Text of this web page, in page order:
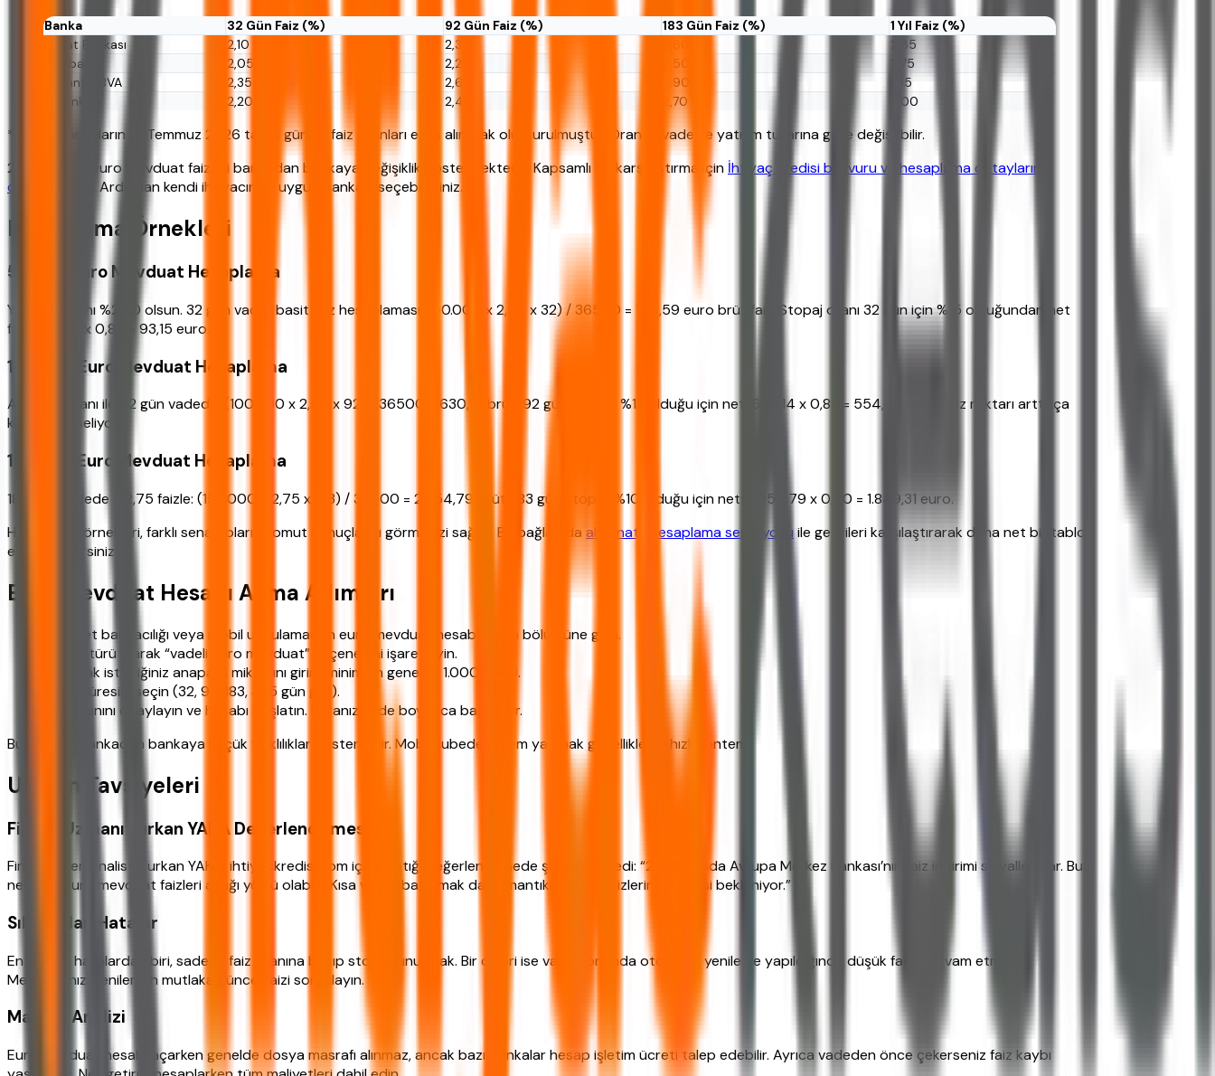
Banka 32 Gün Faiz (%) 92 Gün Faiz (%) 183 Gün Faiz (%)
1 Yıl Faiz (%)
Ziraat Bankası
2,10 2,35
2,85
Halkbank
2,05 2,25 2,50
2,75
Garanti BBVA
2,35 2,60 2,90
3,15
İş Bankası
2,20 2,45 2,70 3,00
*Tablo, bankaların 15 Temmuz 2026 tarihli güncel faiz oranları esas alınarak oluşturulmuştur. Oranlar vade ve yatırım tutarına göre değişebilir.
2026 yılında euro mevduat faizleri bankadan bankaya değişiklik göstermektedir. Kapsamlı bir karşılaştırma için İhtiyaç Kredisi başvuru ve hesaplama detaylarını
değerlendirin
. Ardından kendi ihtiyacınıza uygun bankayı seçebilirsiniz.
Hesaplama Örnekleri
50.000 Euro Mevduat Hesaplama
Yıllık faiz oranı %2,50 olsun. 32 gün vadeli basit faiz hesaplaması: (50.000 x 2,50 x 32) / 36500 = 109,59 euro brüt faiz. Stopaj oranı 32 gün için %15 olduğundan net
faiz: 109,59 x 0,85 = 93,15 euro.
100.000 Euro Mevduat Hesaplama
Aynı faiz oranı ile 92 gün vadede: (100.000 x 2,50 x 92) / 36500 = 630,14 brüt. 92 gün stopajı %12 olduğu için net: 630,14 x 0,88 = 554,52 euro. Faiz miktarı arttıkça
kesinti yükseliyor.
150.000 Euro Mevduat Hesaplama
183 gün vadede %2,75 faizle: (150.000 x 2,75 x 183) / 36500 = 2.054,79 brüt. 183 gün stopajı %10 olduğu için net: 2.054,79 x 0,90 = 1.849,31 euro.
Hesaplama örnekleri, farklı senaryoların somut sonuçlarını görmenizi sağlar. Bu bağlamda alternatif hesaplama senaryosu ile getirileri karşılaştırarak daha net bir tablo
elde edebilirsiniz.
Euro Mevduat Hesabı Açma Adımları
İnternet bankacılığı veya mobil uygulamadan euro mevduat hesabı açma bölümüne girin.
Hesap türü olarak “vadeli euro mevduat” seçeneğini işaretleyin.
Yatırmak istediğiniz anapara miktarını girin (minimum genelde 1.000 euro).
Vade süresini seçin (32, 92, 183, 365 gün gibi).
Faiz oranını onaylayın ve hesabı başlatın. Paranız vade boyunca bağlı kalır.
Bu adımlar bankadan bankaya küçük farklılıklar gösterebilir. Mobil şubeden işlem yapmak genellikle en hızlı yöntem.
Uzman Tavsiyeleri
Finans Uzmanı Furkan YAKA Değerlendirmesi
Finansal veri analisti Furkan YAKA, ihtiyackredisi.com için yaptığı değerlendirmede şunları söyledi: “2026 yılında Avrupa Merkez Bankası’nın faiz indirimi sinyalleri var. Bu
nedenle euro mevduat faizleri aşağı yönlü olabilir. Kısa vadeli bağlamak daha mantıklı, çünkü faizlerin düşmesi bekleniyor.”
Sık Yapılan Hatalar
En yaygın hatalardan biri, sadece faiz oranına bakıp stopajı unutmak. Bir diğeri ise vade sonunda otomatik yenileme yapıldığında düşük faizle devam etmek.
Mevduatınızı yenilerken mutlaka güncel faizi sorgulayın.
Maliyet Analizi
Euro mevduat hesabı açarken genelde dosya masrafı alınmaz, ancak bazı bankalar hesap işletim ücreti talep edebilir. Ayrıca vadeden önce çekerseniz faiz kaybı